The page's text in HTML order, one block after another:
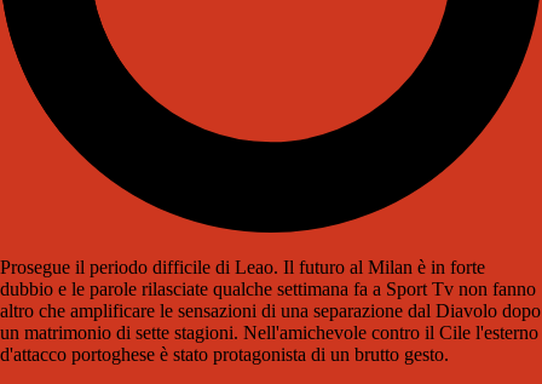
Prosegue il periodo difficile di Leao. Il futuro al Milan è in forte
dubbio e le parole rilasciate qualche settimana fa a Sport Tv non fanno
altro che amplificare le sensazioni di una separazione dal Diavolo dopo
un matrimonio di sette stagioni. Nell'amichevole contro il Cile l'esterno
d'attacco portoghese è stato protagonista di un brutto gesto.